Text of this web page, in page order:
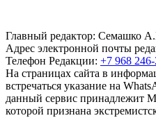
Главный редактор: Семашко
Адрес электронной почты
Телефон Редакции: +7 968
На страницах сайта в
встречаться указание на
данный сервис принадлежит
которой признана